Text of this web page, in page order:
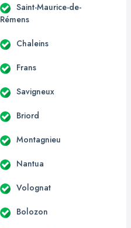
Saint-Maurice-de-
Rémens
Chaleins
Frans
Savigneux
Briord
Montagnieu
Nantua
Volognat
Bolozon